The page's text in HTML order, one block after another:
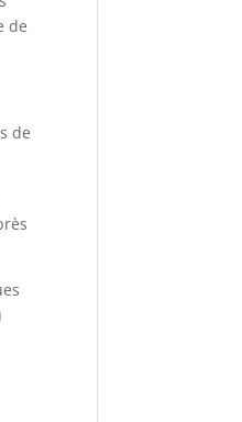
de
de